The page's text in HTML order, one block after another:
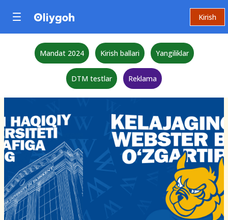
Kirish
Mandat 2024 Kirish ballari Yangiliklar
DTM testlar Reklama